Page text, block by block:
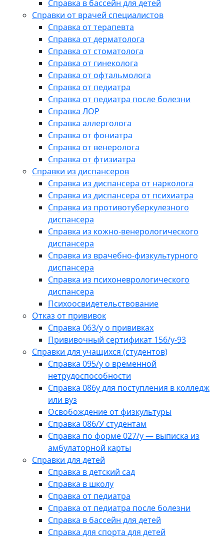
Справка в бассейн для детей
Справки от врачей специалистов
Справка от терапевта
Справка от дерматолога
Справка от стоматолога
Справка от гинеколога
Справка от офтальмолога
Справка от педиатра
Справка от педиатра после болезни
Справка ЛОР
Справка аллерголога
Справка от фониатра
Справка от венеролога
Справка от фтизиатра
Справки из диспансеров
Справка из диспансера от нарколога
Справка из диспансера от психиатра
Справка из противотуберкулезного
диспансера
Справка из кожно-венерологического
диспансера
Справка из врачебно-физкультурного
диспансера
Справка из психоневрологического
диспансера
Психоосвидетельствование
Отказ от прививок
Справка 063/у о прививках
Прививочный сертификат 156/у-93
Справки для учащихся (студентов)
Справка 095/у о временной
нетрудоспособности
Справка 086у для поступления в колледж
или вуз
Освобождение от физкультуры
Справка 086/У студентам
Справка по форме 027/у — выписка из
амбулаторной карты
Справки для детей
Справка в детский сад
Справка в школу
Справка от педиатра
Справка от педиатра после болезни
Справка в бассейн для детей
Справка для спорта для детей